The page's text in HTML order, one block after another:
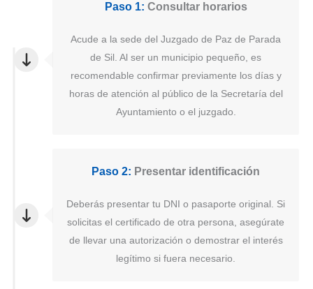
Paso 1: Consultar horarios
Acude a la sede del Juzgado de Paz de Parada
de Sil. Al ser un municipio pequeño, es
recomendable confirmar previamente los días y
horas de atención al público de la Secretaría del
Ayuntamiento o el juzgado.
Paso 2: Presentar identificación
Deberás presentar tu DNI o pasaporte original. Si
solicitas el certificado de otra persona, asegúrate
de llevar una autorización o demostrar el interés
legítimo si fuera necesario.